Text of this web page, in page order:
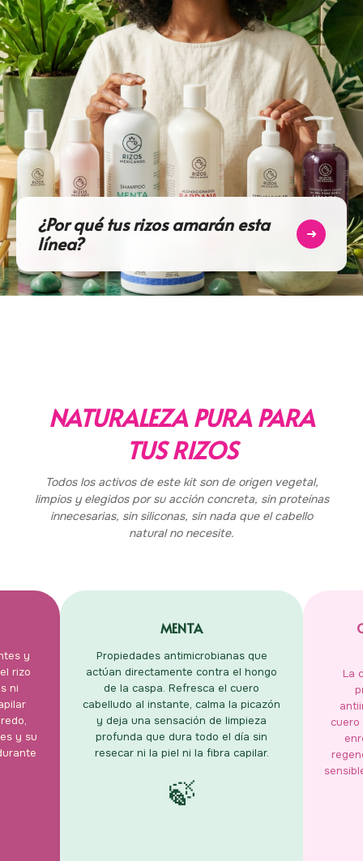
¿Por qué tus rizos amarán esta
línea?
➜
NATURALEZA PURA PARA
TUS RIZOS
Todos los activos de este kit son de origen vegetal,
limpios y elegidos por su acción concreta, sin proteínas
innecesarias, sin siliconas, sin nada que el cabello
natural no necesite.
y
rizo
ni
y su
MENTA
Propiedades antimicrobianas que
actúan directamente contra el hongo
de la caspa. Refresca el cuero
cabelludo al instante, calma la picazón
y deja una sensación de limpieza
profunda que dura todo el día sin
resecar ni la piel ni la fibra capilar.
🍃
La